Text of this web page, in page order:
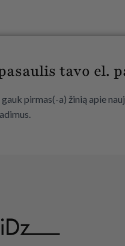
tavo el.
pirmas(-a) žinią apie